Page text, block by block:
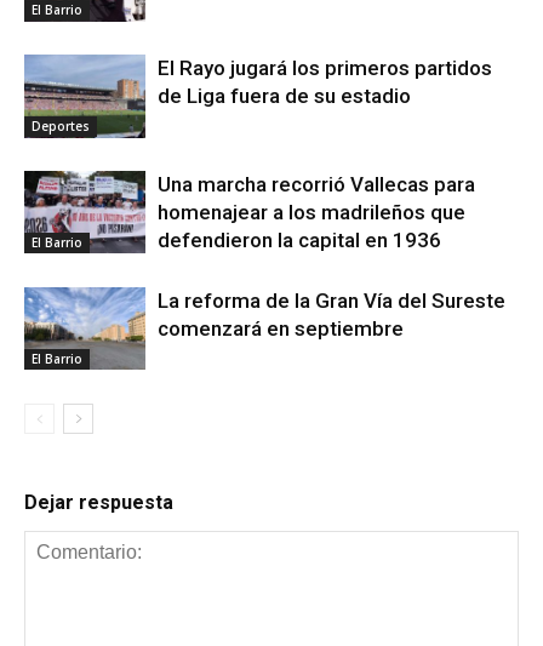
El Barrio
Deportes
El Rayo jugará los primeros partidos
de Liga fuera de su estadio
El Barrio
Una marcha recorrió Vallecas para
homenajear a los madrileños que
defendieron la capital en 1936
El Barrio
La reforma de la Gran Vía del Sureste
comenzará en septiembre
Dejar respuesta